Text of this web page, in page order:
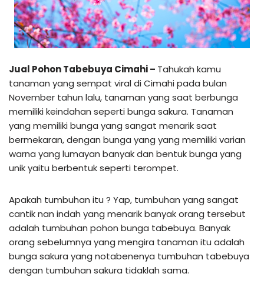
Jual Pohon Tabebuya Cimahi – Tahukah kamu
tanaman yang sempat viral di Cimahi pada bulan
November tahun lalu, tanaman yang saat berbunga
memiliki keindahan seperti bunga sakura. Tanaman
yang memiliki bunga yang sangat menarik saat
bermekaran, dengan bunga yang yang memiliki varian
warna yang lumayan banyak dan bentuk bunga yang
unik yaitu berbentuk seperti terompet.
Apakah tumbuhan itu ? Yap, tumbuhan yang sangat
cantik nan indah yang menarik banyak orang tersebut
adalah tumbuhan pohon bunga tabebuya. Banyak
orang sebelumnya yang mengira tanaman itu adalah
bunga sakura yang notabenenya tumbuhan tabebuya
dengan tumbuhan sakura tidaklah sama.